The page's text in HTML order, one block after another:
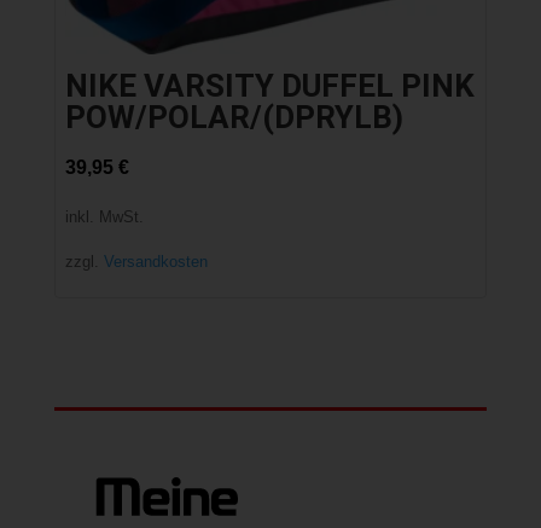
NIKE VARSITY DUFFEL PINK
POW/POLAR/(DPRYLB)
39,95 €
inkl. MwSt.
zzgl. Versandkosten